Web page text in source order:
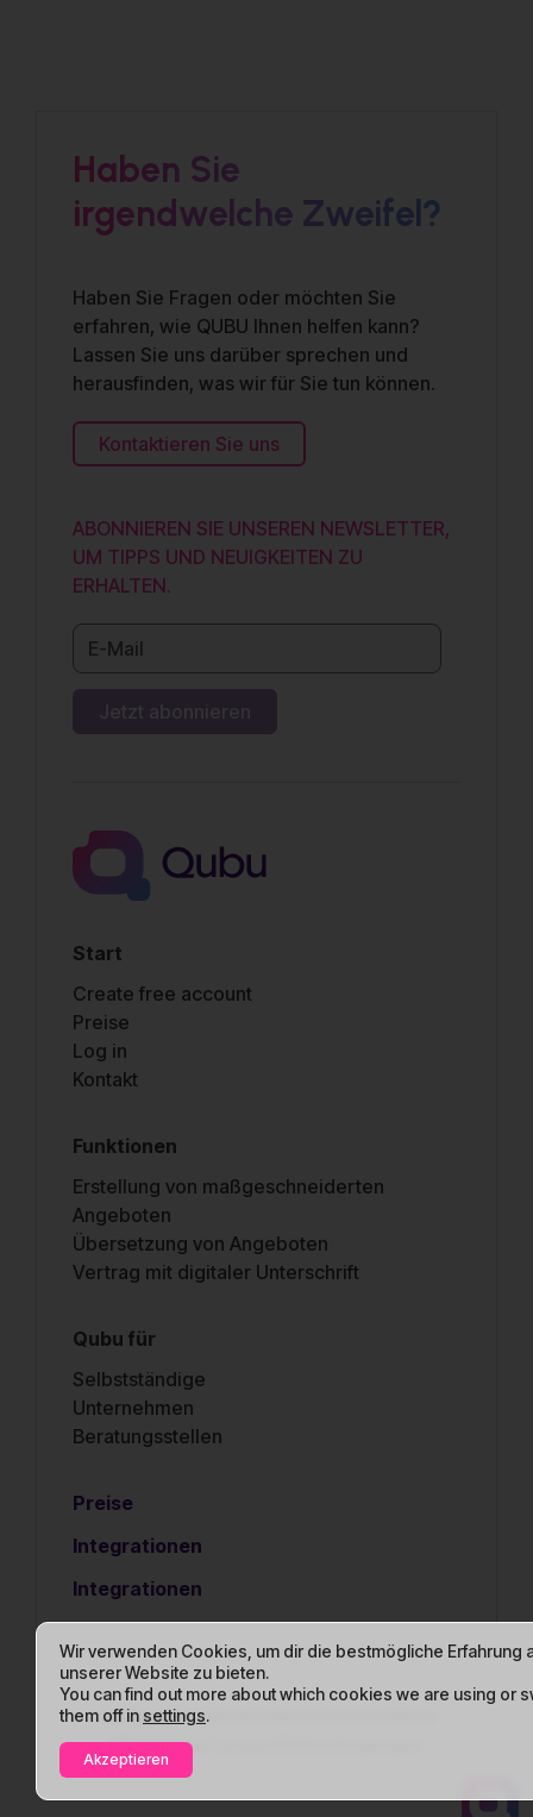
Haben Sie
irgendwelche Zweifel?
Haben Sie Fragen oder möchten Sie
erfahren, wie QUBU Ihnen helfen kann?
Lassen Sie uns darüber sprechen und
herausfinden, was wir für Sie tun können.
Kontaktieren Sie uns
ABONNIEREN SIE UNSEREN NEWSLETTER,
UM TIPPS UND NEUIGKEITEN ZU
ERHALTEN.
Start
Create free account
Preise
Log in
Kontakt
Funktionen
Erstellung von maßgeschneiderten
Angeboten
Übersetzung von Angeboten
Vertrag mit digitaler Unterschrift
Qubu für
Selbstständige
Unternehmen
Beratungsstellen
Preise
Integrationen
Integrationen
Cookie-Richtlinie
Allgemeine Geschäftsbedingungen
Wir verwenden Cookies, um dir die bestmögliche Erfahrung
unserer Website zu bieten.
You can find out more about which cookies we are using or
them off in settings.
Akzeptieren